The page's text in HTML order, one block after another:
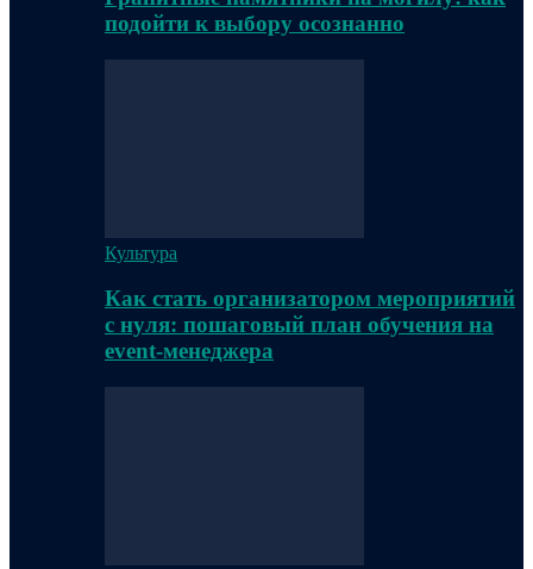
подойти к выбору осознанно
Культура
Как стать организатором мероприятий
с нуля: пошаговый план обучения на
event-менеджера